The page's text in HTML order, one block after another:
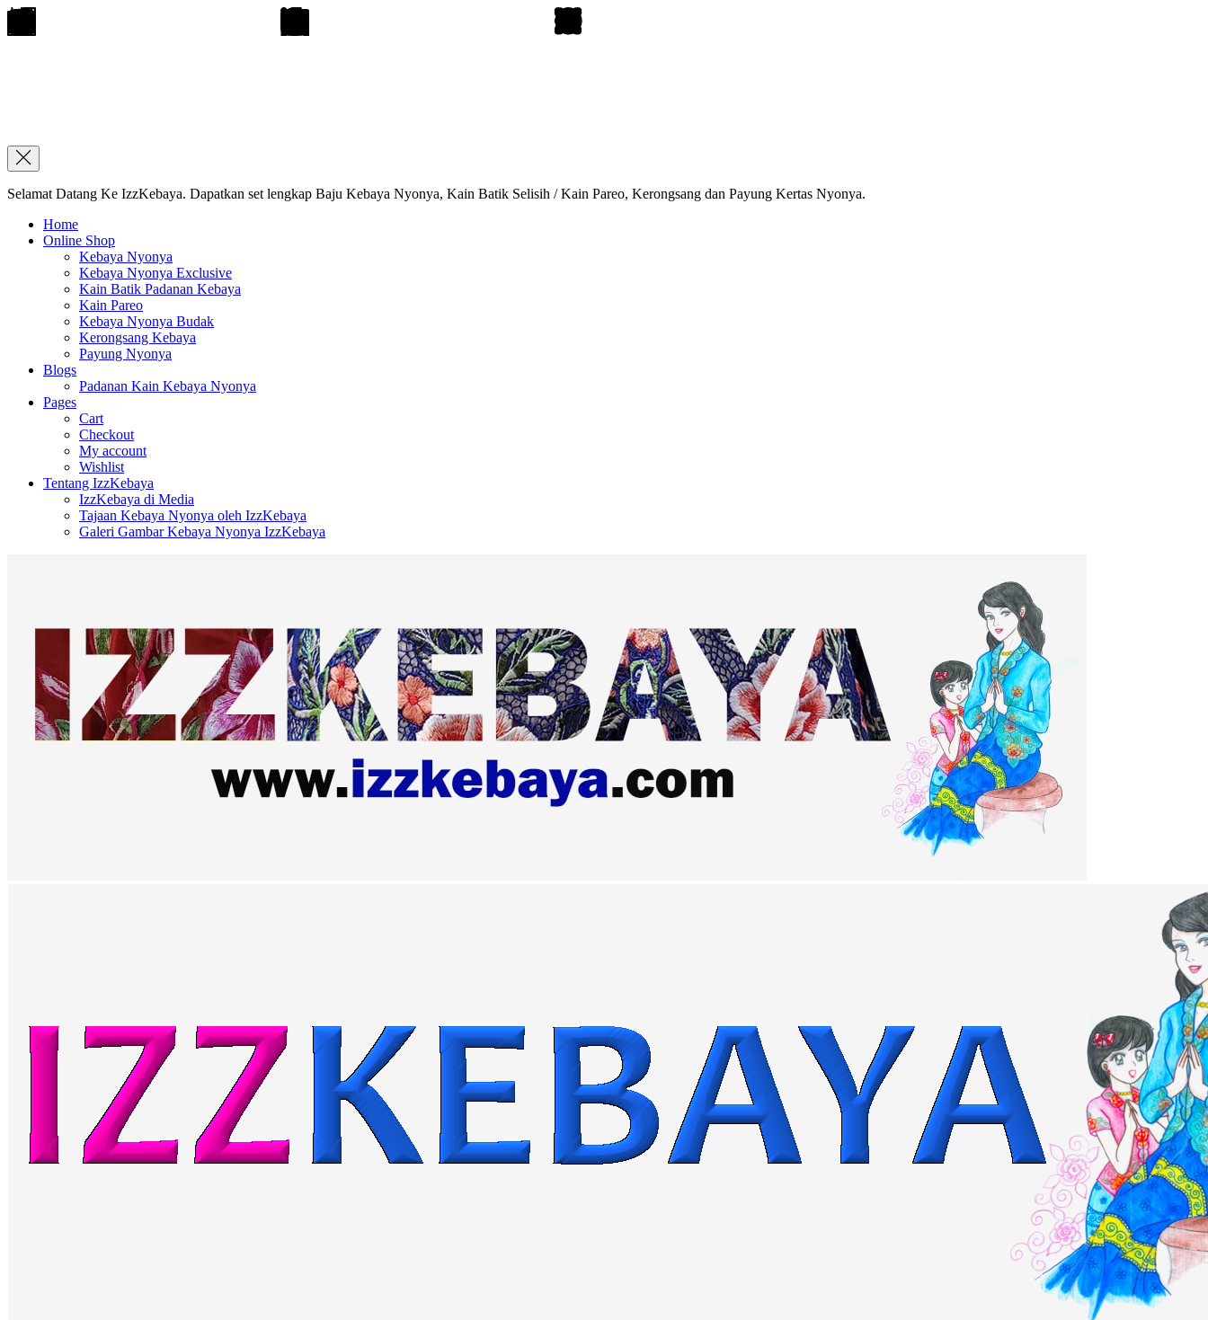
Selamat Datang Ke IzzKebaya. Dapatkan set lengkap Baju Kebaya Nyonya, Kain Batik Selisih / Kain Pareo, Kerongsang dan Payung Kertas Nyonya.
Home
Online Shop
Kebaya Nyonya
Kebaya Nyonya Exclusive
Kain Batik Padanan Kebaya
Kain Pareo
Kebaya Nyonya Budak
Kerongsang Kebaya
Payung Nyonya
Blogs
Padanan Kain Kebaya Nyonya
Pages
Cart
Checkout
My account
Wishlist
Tentang IzzKebaya
IzzKebaya di Media
Tajaan Kebaya Nyonya oleh IzzKebaya
Galeri Gambar Kebaya Nyonya IzzKebaya